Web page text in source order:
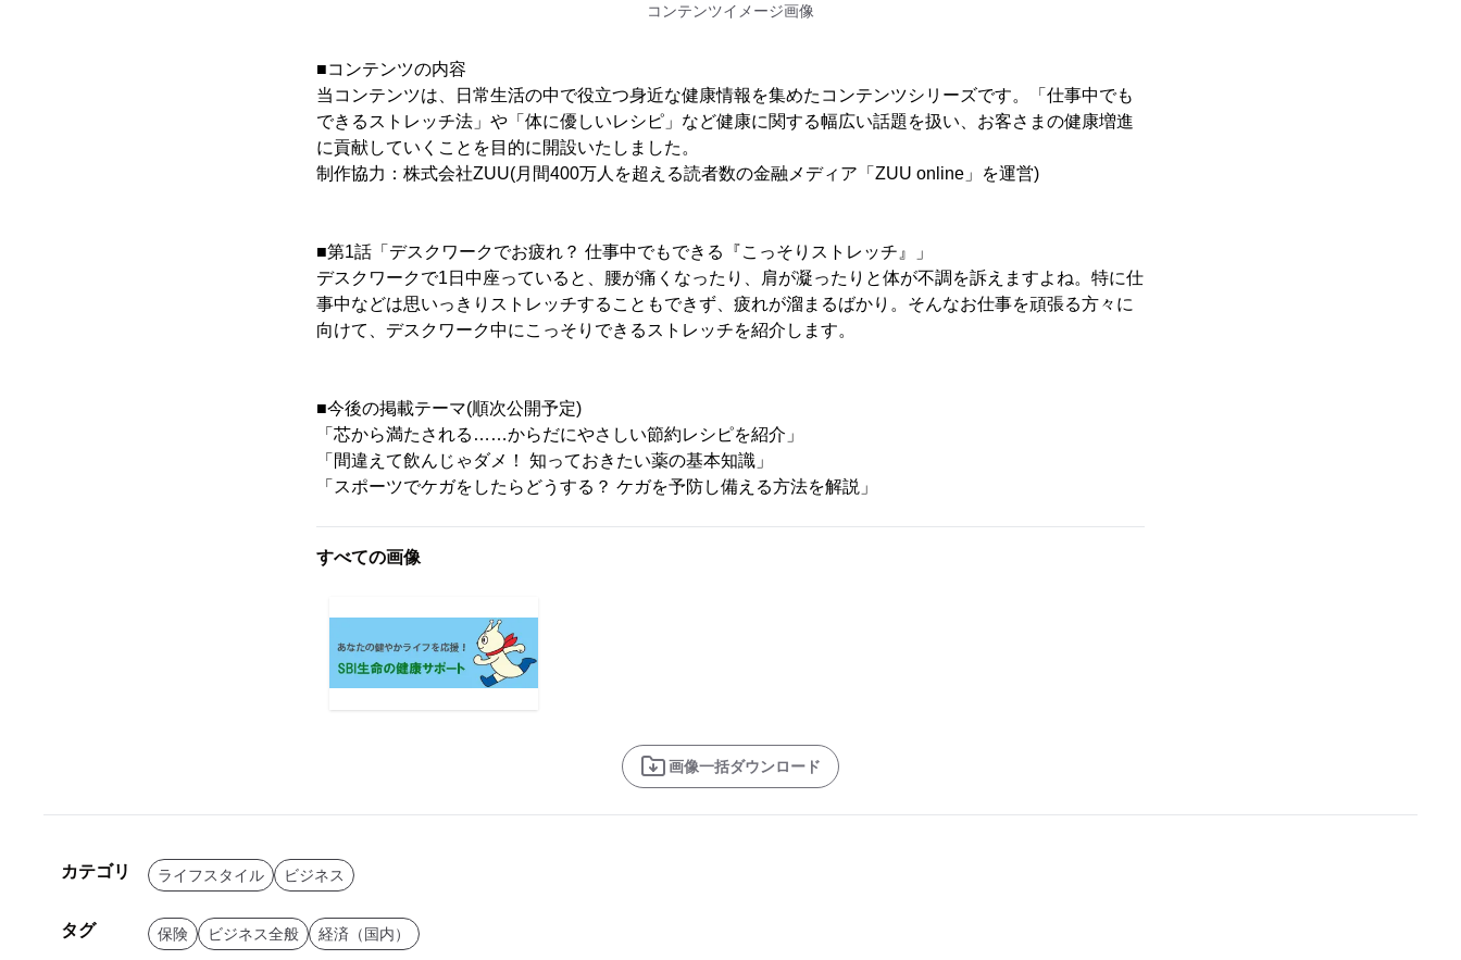
コンテンツイメージ画像
■コンテンツの内容
当コンテンツは、日常生活の中で役立つ身近な健康情報を集めたコンテンツシリーズです。「仕事中でも
できるストレッチ法」や「体に優しいレシピ」など健康に関する幅広い話題を扱い、お客さまの健康増進
に貢献していくことを目的に開設いたしました。
制作協力：株式会社ZUU(月間400万人を超える読者数の金融メディア「ZUU online」を運営)
■第1話「デスクワークでお疲れ？ 仕事中でもできる『こっそりストレッチ』」
デスクワークで1日中座っていると、腰が痛くなったり、肩が凝ったりと体が不調を訴えますよね。特に仕
事中などは思いっきりストレッチすることもできず、疲れが溜まるばかり。そんなお仕事を頑張る方々に
向けて、デスクワーク中にこっそりできるストレッチを紹介します。
■今後の掲載テーマ(順次公開予定)
「芯から満たされる……からだにやさしい節約レシピを紹介」
「間違えて飲んじゃダメ！ 知っておきたい薬の基本知識」
「スポーツでケガをしたらどうする？ ケガを予防し備える方法を解説」
すべての画像
画像一括ダウンロード
カテゴリ ライフスタイル ビジネス
タグ 保険 ビジネス全般 経済（国内）